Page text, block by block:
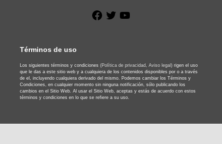
Facebook
Twitter
Términos de uso
Los siguientes términos y condiciones (Política de privacidad, Aviso legal) rigen el uso
que le das a este sitio web y a cualquiera de los contenidos disponibles por o a través
de el, incluyendo cualquiera derivado del mismo. Podemos cambiar los Términos y
Condiciones, en cualquier momento sin ninguna notificación, sólo publicando los
cambios en el Sitio Web. Al usar el Sitio Web, aceptas y estás de acuerdo con estos
términos y condiciones en lo que se refiere a su uso.